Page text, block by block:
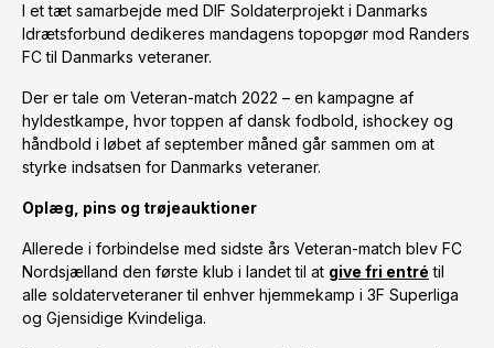
I et tæt samarbejde med DIF Soldaterprojekt i Danmarks
Idrætsforbund dedikeres mandagens topopgør mod Randers
FC til Danmarks veteraner.
Der er tale om Veteran-match 2022 – en kampagne af
hyldestkampe, hvor toppen af dansk fodbold, ishockey og
håndbold i løbet af september måned går sammen om at
styrke indsatsen for Danmarks veteraner.
Oplæg, pins og trøjeauktioner
Allerede i forbindelse med sidste års Veteran-match blev FC
Nordsjælland den første klub i landet til at give fri entré til
alle soldaterveteraner til enhver hjemmekamp i 3F Superliga
og Gjensidige Kvindeliga.